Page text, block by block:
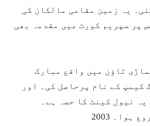
یہ زمین مقامی مالکان کی
پر سپریم کورٹ میں مقدمہ بھی
ٹاؤن میں واقع مبارک
کیمپ کے نام پرحاصل کی۔ اور
نیول کینٹ کا حصہ ہے۔
ہوا۔